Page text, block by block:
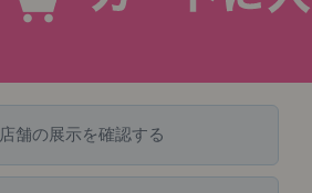
店舗の展示を確認する